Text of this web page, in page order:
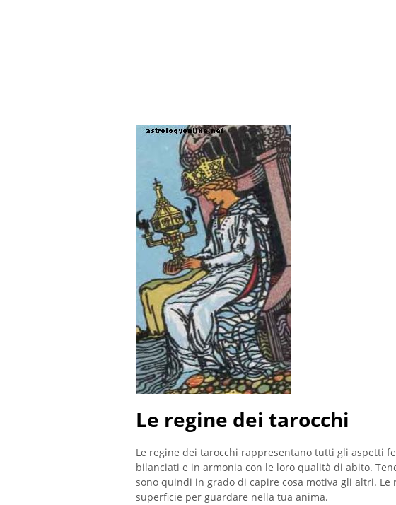
Le regine dei tarocchi
Le regine dei tarocchi rappresentano tutti gli aspetti
bilanciati e in armonia con le loro qualità di abito.
sono quindi in grado di capire cosa motiva gli altri. Le
superficie per guardare nella tua anima.